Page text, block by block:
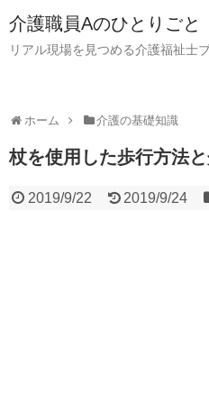
介護職員Aのひとりごと
リアル現場を見つめる介護福祉士
ホーム 介護の基礎知識
杖を使用した歩行方法
2019/9/22 2019/9/24